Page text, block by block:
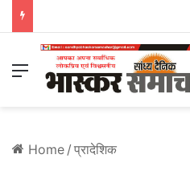
Menu
Home / प्रादेशिक